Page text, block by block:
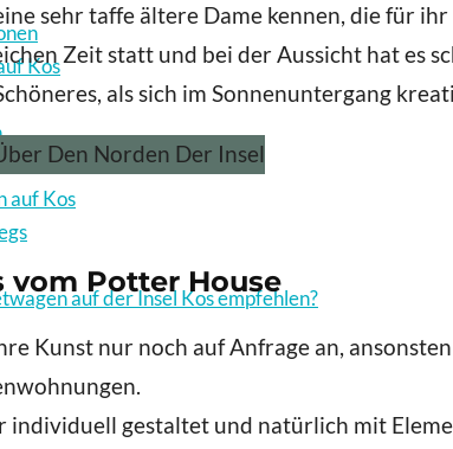
Kos
auf Kos
auf der Insel Kos empfehlen?
sehr taffe ältere Dame kennen, die für
Zeit statt und bei der Aussicht hat es
als sich im Sonnenuntergang
vom Potter House
Kunst nur noch auf Anfrage an,
individuell gestaltet und natürlich mit